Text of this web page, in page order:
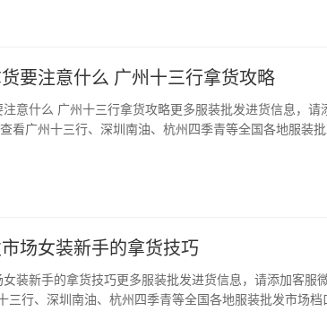
要注意什么 广州十三行拿货攻略
意什么 广州十三行拿货攻略更多服装批发进货信息，请
看广州十三行、深圳南油、杭州四季青等全国各地服装批
场女装新手的拿货技巧
装新手的拿货技巧更多服装批发进货信息，请添加客服
行、深圳南油、杭州四季青等全国各地服装批发市场档